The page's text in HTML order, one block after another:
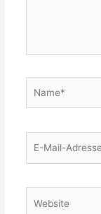
Mail-